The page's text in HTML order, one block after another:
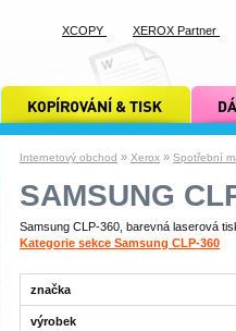
Internetový obchod » Xerox » Spotřební
SAMSUNG
Samsung CLP-360, barevná laserová
Kategorie sekce Samsung CLP-360
značka
výrobek
kopírování a tisk xcopy dárkové
XCOPY XEROX Partner